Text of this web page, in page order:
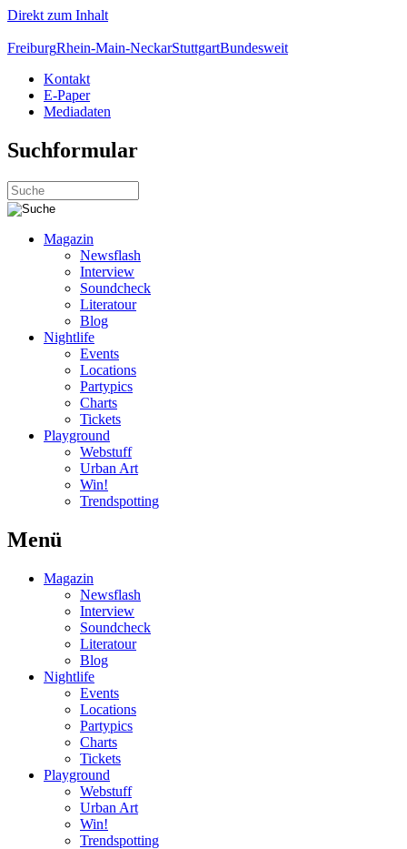
Direkt zum Inhalt
FreiburgRhein-Main-NeckarStuttgartBundesweit
Kontakt
E-Paper
Mediadaten
Suchformular
Magazin
Newsflash
Interview
Soundcheck
Literatour
Blog
Nightlife
Events
Locations
Partypics
Charts
Tickets
Playground
Webstuff
Urban Art
Win!
Trendspotting
Menü
Magazin
Newsflash
Interview
Soundcheck
Literatour
Blog
Nightlife
Events
Locations
Partypics
Charts
Tickets
Playground
Webstuff
Urban Art
Win!
Trendspotting